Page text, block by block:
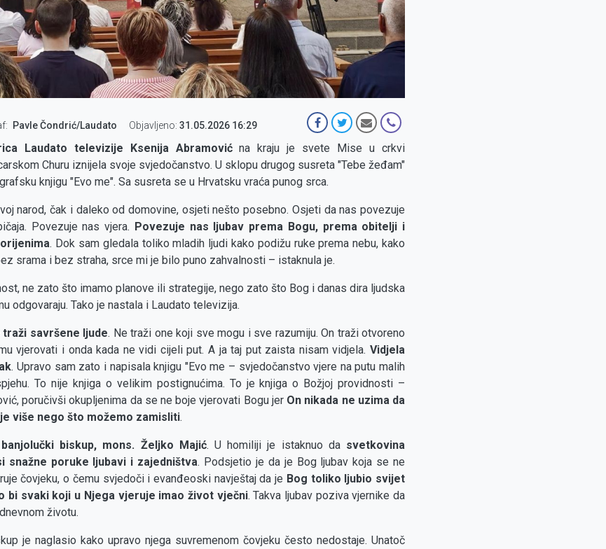
Pavle Čondrić/Laudato Objavljeno: 31.05.2026 16:29
Laudato televizije Ksenija Abramovićna kraju je svete Mise u crkvi
Churu iznijela svoje svjedočanstvo. U sklopu drugog susreta "Tebe žeđam"
knjigu "Evo me". Sa susreta se u Hrvatsku vraća punog srca.
narod, čak i daleko od domovine, osjeti nešto posebno. Osjeti da nas povezuje
Povezuje nas vjera. Povezuje nas ljubav prema Bogu, prema obitelji i
. Dok sam gledala toliko mladih ljudi kako podižu ruke prema nebu, kako
srama i bez straha, srce mi je bilo puno zahvalnosti – istaknula je.
ne zato što imamo planove ili strategije, nego zato što Bog i danas dira ljudska
odgovaraju. Tako je nastala i Laudato televizija.
traži savršene ljude. Ne traži one koji sve mogu i sve razumiju. On traži otvoreno
vjerovati i onda kada ne vidi cijeli put. A ja taj put zaista nisam vidjela. Vidjela
. Upravo sam zato i napisala knjigu "Evo me – svjedočanstvo vjere na putu malih
To nije knjiga o velikim postignućima. To je knjiga o Božjoj providnosti –
poručivši okupljenima da se ne boje vjerovati Bogu jer On nikada ne uzima da
više nego što možemo zamisliti.
banjolučki biskup, mons. Željko Majić. U homiliji je istaknuo da svetkovina
snažne poruke ljubavi i zajedništva. Podsjetio je da je Bog ljubav koja se ne
čovjeku, o čemu svjedoči i evanđeoski navještaj da je Bog toliko ljubio svijet
bi svaki koji u Njega vjeruje imao život vječni. Takva ljubav poziva vjernike da
životu.
je naglasio kako upravo njega suvremenom čovjeku često nedostaje. Unatoč